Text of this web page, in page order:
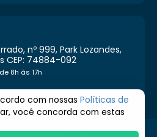
nº 999, Park Lozandes,
CEP: 74884-092
8h às 17h
com nossas Políticas de
você concorda com estas